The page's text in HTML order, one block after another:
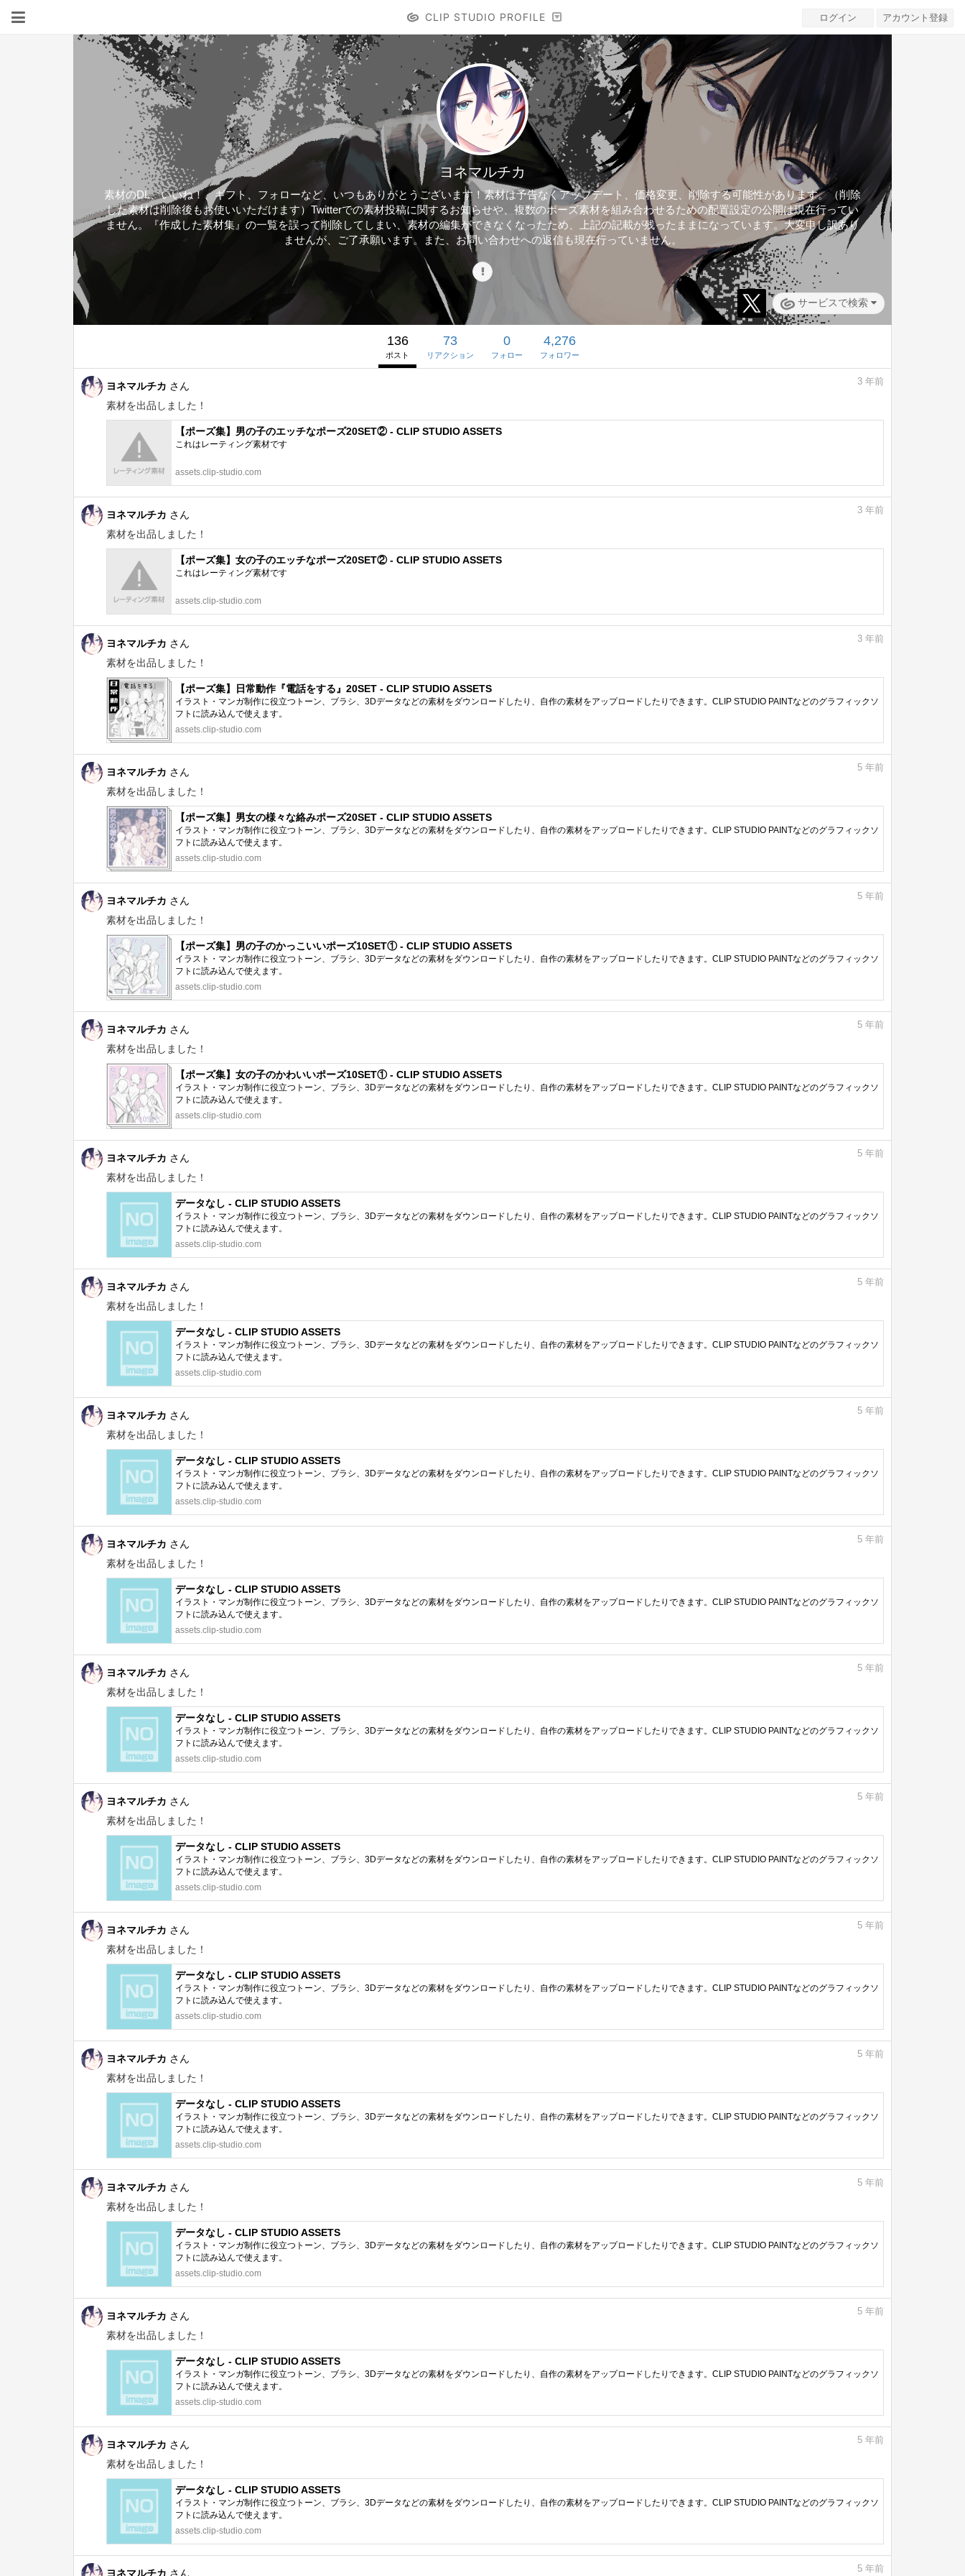
CLIP STUDIO PROFILE ログイン アカウント登録
ヨネマルチカ
素材のDL、いいね！、ギフト、フォローなど、いつもありがとうございます！素材は予告なくアップデート、価格変更、削除する可能性があります。（削除
した素材は削除後もお使いいただけます）Twitterでの素材投稿に関するお知らせや、複数のポーズ素材を組み合わせるための配置設定の公開は現在行ってい
ません。『作成した素材集』の一覧を誤って削除してしまい、素材の編集ができなくなったため、上記の記載が残ったままになっています。大変申し訳あり
ませんが、ご了承願います。また、お問い合わせへの返信も現在行っていません。
サービスで検索
136
ポスト
73
リアクション
0
フォロー
4,276
フォロワー
ヨネマルチカ さん
素材を出品しました！
3 年前
【ポーズ集】男の子のエッチなポーズ20SET② - CLIP STUDIO ASSETS
これはレーティング素材です
assets.clip-studio.com
ヨネマルチカ さん
素材を出品しました！
3 年前
【ポーズ集】女の子のエッチなポーズ20SET② - CLIP STUDIO ASSETS
これはレーティング素材です
assets.clip-studio.com
ヨネマルチカ さん
素材を出品しました！
3 年前
【ポーズ集】日常動作『電話をする』20SET - CLIP STUDIO ASSETS
イラスト・マンガ制作に役立つトーン、ブラシ、3Dデータなどの素材をダウンロードしたり、自作の素材をアップロードしたりできます。CLIP STUDIO PAINTなどのグラフィックソ
フトに読み込んで使えます。
assets.clip-studio.com
ヨネマルチカ さん
素材を出品しました！
5 年前
【ポーズ集】男女の様々な絡みポーズ20SET - CLIP STUDIO ASSETS
イラスト・マンガ制作に役立つトーン、ブラシ、3Dデータなどの素材をダウンロードしたり、自作の素材をアップロードしたりできます。CLIP STUDIO PAINTなどのグラフィックソ
フトに読み込んで使えます。
assets.clip-studio.com
ヨネマルチカ さん
素材を出品しました！
5 年前
【ポーズ集】男の子のかっこいいポーズ10SET① - CLIP STUDIO ASSETS
イラスト・マンガ制作に役立つトーン、ブラシ、3Dデータなどの素材をダウンロードしたり、自作の素材をアップロードしたりできます。CLIP STUDIO PAINTなどのグラフィックソ
フトに読み込んで使えます。
assets.clip-studio.com
ヨネマルチカ さん
素材を出品しました！
5 年前
【ポーズ集】女の子のかわいいポーズ10SET① - CLIP STUDIO ASSETS
イラスト・マンガ制作に役立つトーン、ブラシ、3Dデータなどの素材をダウンロードしたり、自作の素材をアップロードしたりできます。CLIP STUDIO PAINTなどのグラフィックソ
フトに読み込んで使えます。
assets.clip-studio.com
ヨネマルチカ さん
素材を出品しました！
5 年前
データなし - CLIP STUDIO ASSETS
イラスト・マンガ制作に役立つトーン、ブラシ、3Dデータなどの素材をダウンロードしたり、自作の素材をアップロードしたりできます。CLIP STUDIO PAINTなどのグラフィックソ
フトに読み込んで使えます。
assets.clip-studio.com
ヨネマルチカ さん
素材を出品しました！
5 年前
データなし - CLIP STUDIO ASSETS
イラスト・マンガ制作に役立つトーン、ブラシ、3Dデータなどの素材をダウンロードしたり、自作の素材をアップロードしたりできます。CLIP STUDIO PAINTなどのグラフィックソ
フトに読み込んで使えます。
assets.clip-studio.com
ヨネマルチカ さん
素材を出品しました！
5 年前
データなし - CLIP STUDIO ASSETS
イラスト・マンガ制作に役立つトーン、ブラシ、3Dデータなどの素材をダウンロードしたり、自作の素材をアップロードしたりできます。CLIP STUDIO PAINTなどのグラフィックソ
フトに読み込んで使えます。
assets.clip-studio.com
ヨネマルチカ さん
素材を出品しました！
5 年前
データなし - CLIP STUDIO ASSETS
イラスト・マンガ制作に役立つトーン、ブラシ、3Dデータなどの素材をダウンロードしたり、自作の素材をアップロードしたりできます。CLIP STUDIO PAINTなどのグラフィックソ
フトに読み込んで使えます。
assets.clip-studio.com
ヨネマルチカ さん
素材を出品しました！
5 年前
データなし - CLIP STUDIO ASSETS
イラスト・マンガ制作に役立つトーン、ブラシ、3Dデータなどの素材をダウンロードしたり、自作の素材をアップロードしたりできます。CLIP STUDIO PAINTなどのグラフィックソ
フトに読み込んで使えます。
assets.clip-studio.com
ヨネマルチカ さん
素材を出品しました！
5 年前
データなし - CLIP STUDIO ASSETS
イラスト・マンガ制作に役立つトーン、ブラシ、3Dデータなどの素材をダウンロードしたり、自作の素材をアップロードしたりできます。CLIP STUDIO PAINTなどのグラフィックソ
フトに読み込んで使えます。
assets.clip-studio.com
ヨネマルチカ さん
素材を出品しました！
5 年前
データなし - CLIP STUDIO ASSETS
イラスト・マンガ制作に役立つトーン、ブラシ、3Dデータなどの素材をダウンロードしたり、自作の素材をアップロードしたりできます。CLIP STUDIO PAINTなどのグラフィックソ
フトに読み込んで使えます。
assets.clip-studio.com
ヨネマルチカ さん
素材を出品しました！
5 年前
データなし - CLIP STUDIO ASSETS
イラスト・マンガ制作に役立つトーン、ブラシ、3Dデータなどの素材をダウンロードしたり、自作の素材をアップロードしたりできます。CLIP STUDIO PAINTなどのグラフィックソ
フトに読み込んで使えます。
assets.clip-studio.com
ヨネマルチカ さん
素材を出品しました！
5 年前
データなし - CLIP STUDIO ASSETS
イラスト・マンガ制作に役立つトーン、ブラシ、3Dデータなどの素材をダウンロードしたり、自作の素材をアップロードしたりできます。CLIP STUDIO PAINTなどのグラフィックソ
フトに読み込んで使えます。
assets.clip-studio.com
ヨネマルチカ さん
素材を出品しました！
5 年前
データなし - CLIP STUDIO ASSETS
イラスト・マンガ制作に役立つトーン、ブラシ、3Dデータなどの素材をダウンロードしたり、自作の素材をアップロードしたりできます。CLIP STUDIO PAINTなどのグラフィックソ
フトに読み込んで使えます。
assets.clip-studio.com
ヨネマルチカ さん
素材を出品しました！
5 年前
データなし - CLIP STUDIO ASSETS
イラスト・マンガ制作に役立つトーン、ブラシ、3Dデータなどの素材をダウンロードしたり、自作の素材をアップロードしたりできます。CLIP STUDIO PAINTなどのグラフィックソ
フトに読み込んで使えます。
assets.clip-studio.com
ヨネマルチカ さん 5 年前